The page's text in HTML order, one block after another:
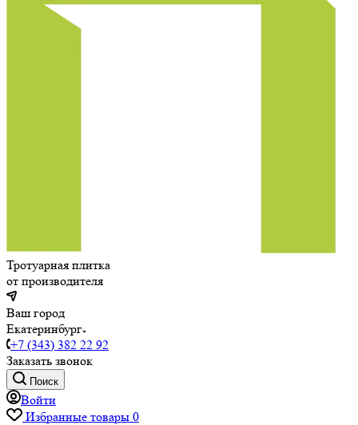
Тротуарная плитка
от производителя
Ваш город
Екатеринбург
+7 (343) 382 22 92
Заказать звонок
Поиск
Войти
Избранные товары 0